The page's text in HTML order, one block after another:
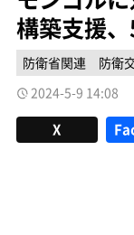
構築支援
防衛省関連 防衛
2024-5-9 14:08
X